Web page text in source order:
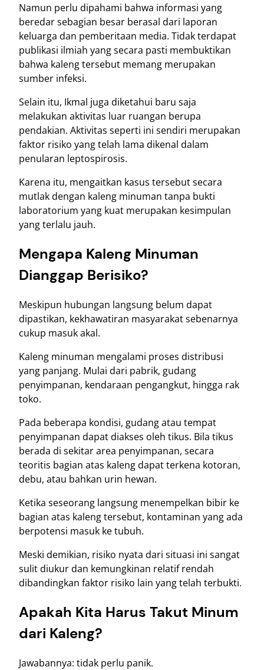
Namun perlu dipahami bahwa informasi yang
beredar sebagian besar berasal dari laporan
keluarga dan pemberitaan media. Tidak terdapat
publikasi ilmiah yang secara pasti membuktikan
bahwa kaleng tersebut memang merupakan
sumber infeksi.
Selain itu, Ikmal juga diketahui baru saja
melakukan aktivitas luar ruangan berupa
pendakian. Aktivitas seperti ini sendiri merupakan
faktor risiko yang telah lama dikenal dalam
penularan leptospirosis.
Karena itu, mengaitkan kasus tersebut secara
mutlak dengan kaleng minuman tanpa bukti
laboratorium yang kuat merupakan kesimpulan
yang terlalu jauh.
Mengapa Kaleng Minuman
Dianggap Berisiko?
Meskipun hubungan langsung belum dapat
dipastikan, kekhawatiran masyarakat sebenarnya
cukup masuk akal.
Kaleng minuman mengalami proses distribusi
yang panjang. Mulai dari pabrik, gudang
penyimpanan, kendaraan pengangkut, hingga rak
toko.
Pada beberapa kondisi, gudang atau tempat
penyimpanan dapat diakses oleh tikus. Bila tikus
berada di sekitar area penyimpanan, secara
teoritis bagian atas kaleng dapat terkena kotoran,
debu, atau bahkan urin hewan.
Ketika seseorang langsung menempelkan bibir ke
bagian atas kaleng tersebut, kontaminan yang ada
berpotensi masuk ke tubuh.
Meski demikian, risiko nyata dari situasi ini sangat
sulit diukur dan kemungkinan relatif rendah
dibandingkan faktor risiko lain yang telah terbukti.
Apakah Kita Harus Takut Minum
dari Kaleng?
Jawabannya: tidak perlu panik.